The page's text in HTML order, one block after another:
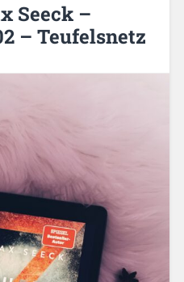
Seeck –
– Teufelsnetz